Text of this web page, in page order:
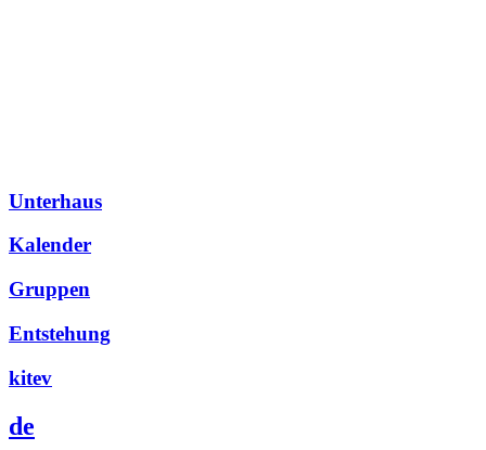
Unterhaus
Kalender
Gruppen
Entstehung
kitev
de